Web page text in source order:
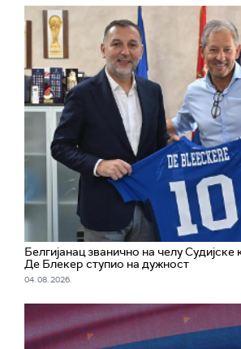
Белгијанац званично на челу
Де Блекер ступио на дужност
04. 08. 2026.